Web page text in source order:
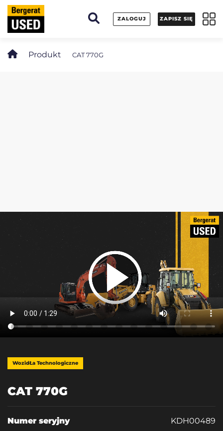
ZALOGUJ ZAPISZ SIĘ
Produkt CAT 770G
WozidŁa Technologiczne
CAT 770G
Numer seryjny KDH00489
Panel zarządzania plikami cookies